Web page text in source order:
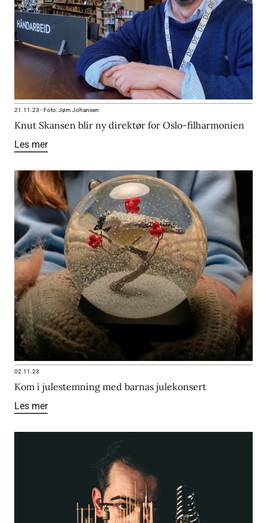
21.11.23 -Foto: Jørn Johansen
Knut Skansen blir ny direktør for Oslo-filharmonien
Les mer
02.11.23
Kom i julestemning med barnas julekonsert
Les mer